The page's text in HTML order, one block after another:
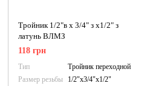
Тройник 1/2"в х 3/4" з х1/2" з
латунь ВЛМЗ
118 грн
Тип
Тройник переходной
Размер резьбы
1/2"х3/4"х1/2"